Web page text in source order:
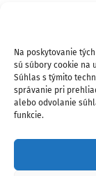
Na poskytovanie
sú súbory cookie na
Súhlas s týmito
správanie pri
alebo odvolanie
funkcie.